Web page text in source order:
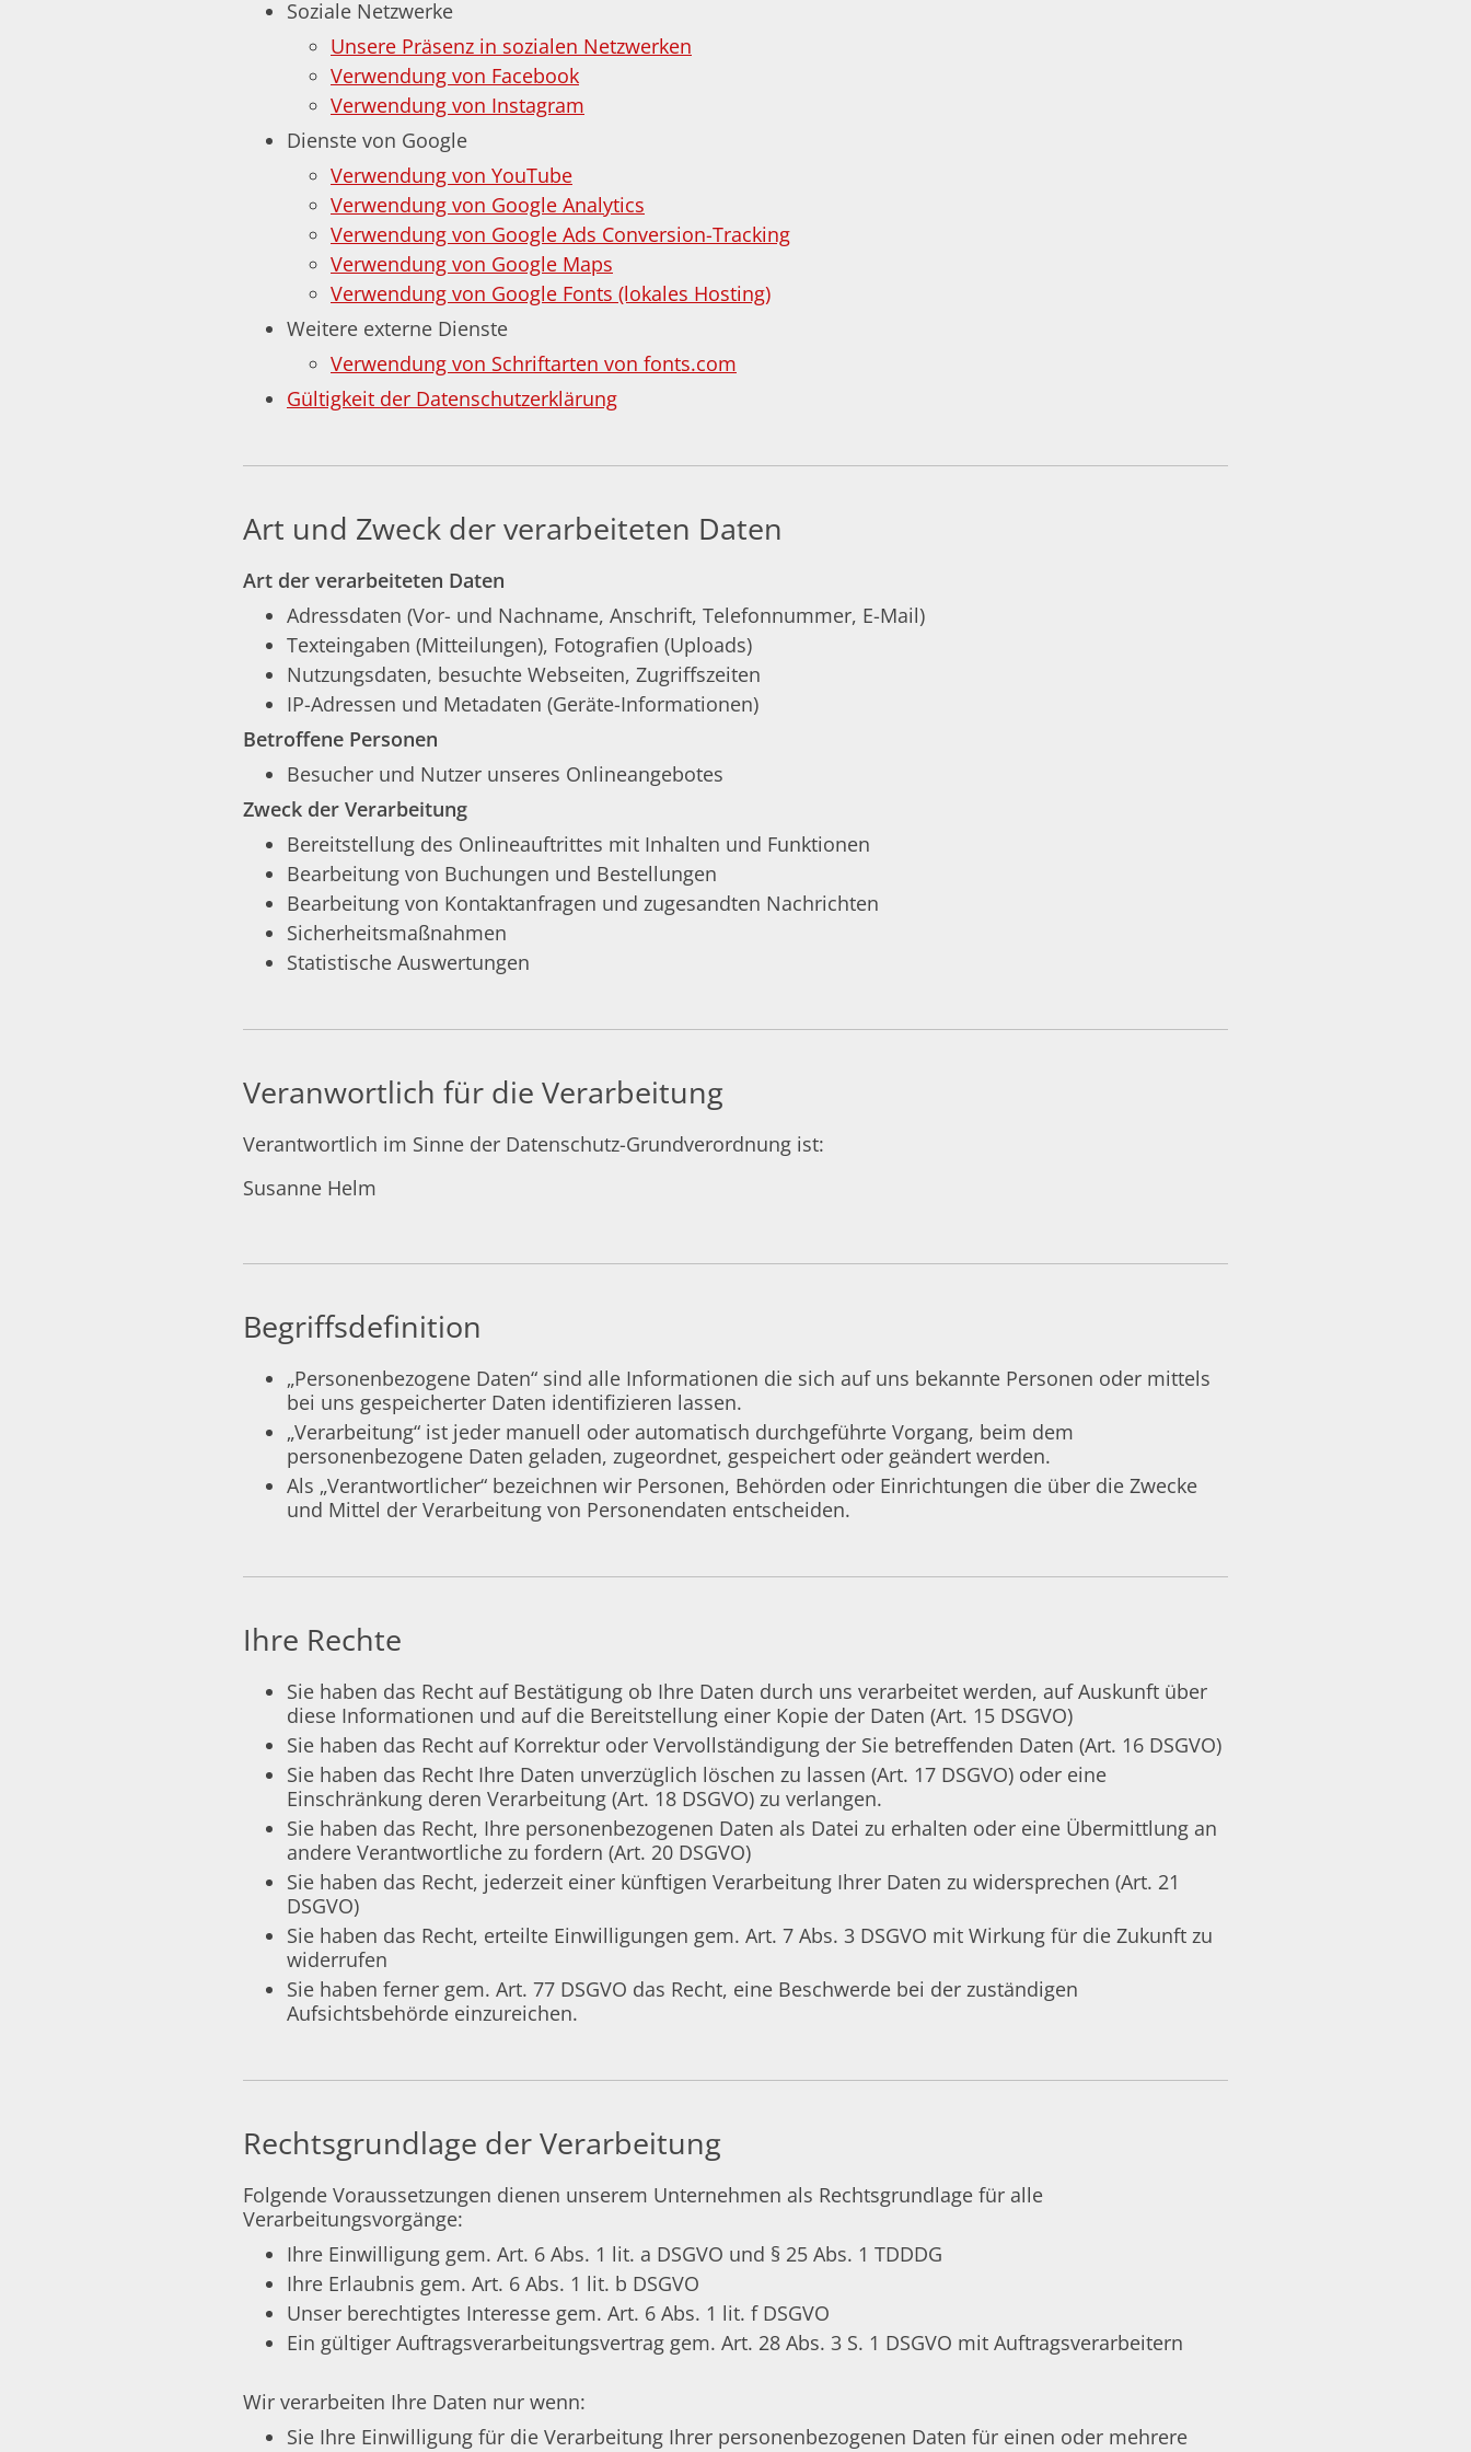
Soziale Netzwerke
Unsere Präsenz in sozialen Netzwerken
Verwendung von Facebook
Verwendung von Instagram
Dienste von Google
Verwendung von YouTube
Verwendung von Google Analytics
Verwendung von Google Ads Conversion-Tracking
Verwendung von Google Maps
Verwendung von Google Fonts (lokales Hosting)
Weitere externe Dienste
Verwendung von Schriftarten von fonts.com
Gültigkeit der Datenschutzerklärung
Art und Zweck der verarbeiteten Daten
Art der verarbeiteten Daten
Adressdaten (Vor- und Nachname, Anschrift, Telefonnummer, E-Mail)
Texteingaben (Mitteilungen), Fotografien (Uploads)
Nutzungsdaten, besuchte Webseiten, Zugriffszeiten
IP-Adressen und Metadaten (Geräte-Informationen)
Betroffene Personen
Besucher und Nutzer unseres Onlineangebotes
Zweck der Verarbeitung
Bereitstellung des Onlineauftrittes mit Inhalten und Funktionen
Bearbeitung von Buchungen und Bestellungen
Bearbeitung von Kontaktanfragen und zugesandten Nachrichten
Sicherheitsmaßnahmen
Statistische Auswertungen
Veranwortlich für die Verarbeitung
Verantwortlich im Sinne der Datenschutz-Grundverordnung ist:
Susanne Helm
Begriffsdefinition
„Personenbezogene Daten“ sind alle Informationen die sich auf uns bekannte Personen oder mittels
bei uns gespeicherter Daten identifizieren lassen.
„Verarbeitung“ ist jeder manuell oder automatisch durchgeführte Vorgang, beim dem
personenbezogene Daten geladen, zugeordnet, gespeichert oder geändert werden.
Als „Verantwortlicher“ bezeichnen wir Personen, Behörden oder Einrichtungen die über die Zwecke
und Mittel der Verarbeitung von Personendaten entscheiden.
Ihre Rechte
Sie haben das Recht auf Bestätigung ob Ihre Daten durch uns verarbeitet werden, auf Auskunft über
diese Informationen und auf die Bereitstellung einer Kopie der Daten (Art. 15 DSGVO)
Sie haben das Recht auf Korrektur oder Vervollständigung der Sie betreffenden Daten (Art. 16 DSGVO)
Sie haben das Recht Ihre Daten unverzüglich löschen zu lassen (Art. 17 DSGVO) oder eine
Einschränkung deren Verarbeitung (Art. 18 DSGVO) zu verlangen.
Sie haben das Recht, Ihre personenbezogenen Daten als Datei zu erhalten oder eine Übermittlung an
andere Verantwortliche zu fordern (Art. 20 DSGVO)
Sie haben das Recht, jederzeit einer künftigen Verarbeitung Ihrer Daten zu widersprechen (Art. 21
DSGVO)
Sie haben das Recht, erteilte Einwilligungen gem. Art. 7 Abs. 3 DSGVO mit Wirkung für die Zukunft zu
widerrufen
Sie haben ferner gem. Art. 77 DSGVO das Recht, eine Beschwerde bei der zuständigen
Aufsichtsbehörde einzureichen.
Rechtsgrundlage der Verarbeitung
Folgende Voraussetzungen dienen unserem Unternehmen als Rechtsgrundlage für alle
Verarbeitungsvorgänge:
Ihre Einwilligung gem. Art. 6 Abs. 1 lit. a DSGVO und § 25 Abs. 1 TDDDG
Ihre Erlaubnis gem. Art. 6 Abs. 1 lit. b DSGVO
Unser berechtigtes Interesse gem. Art. 6 Abs. 1 lit. f DSGVO
Ein gültiger Auftragsverarbeitungsvertrag gem. Art. 28 Abs. 3 S. 1 DSGVO mit Auftragsverarbeitern
Wir verarbeiten Ihre Daten nur wenn:
Sie Ihre Einwilligung für die Verarbeitung Ihrer personenbezogenen Daten für einen oder mehrere